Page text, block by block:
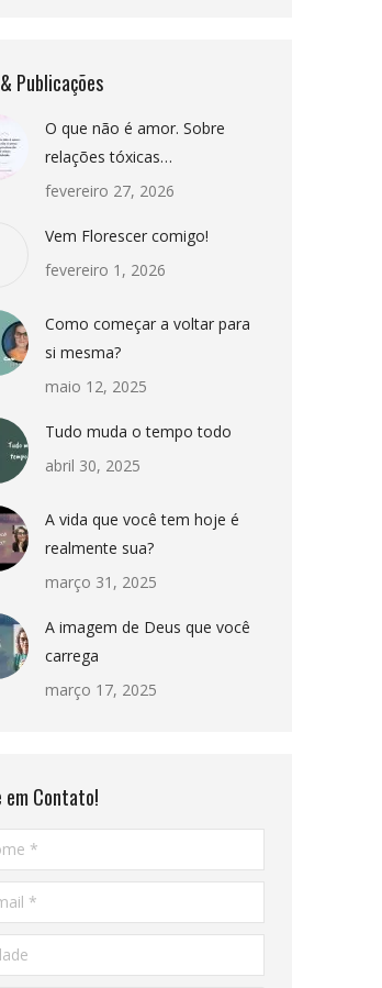
Publicações
O que não é amor. Sobre
relações tóxicas…
fevereiro 27, 2026
Vem Florescer comigo!
fevereiro 1, 2026
Como começar a voltar para
si mesma?
maio 12, 2025
Tudo muda o tempo todo
abril 30, 2025
A vida que você tem hoje é
realmente sua?
março 31, 2025
A imagem de Deus que você
carrega
março 17, 2025
em Contato!
*
*